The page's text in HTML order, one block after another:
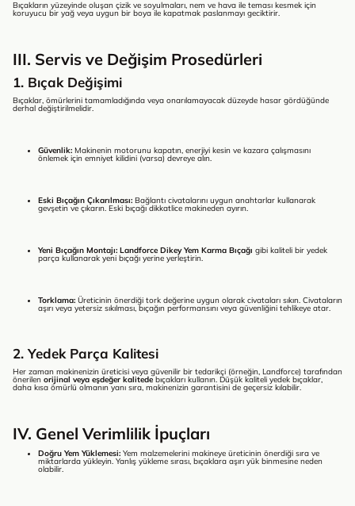
Bıçakların yüzeyinde oluşan çizik ve soyulmaları, nem ve hava ile teması kesmek için
koruyucu bir yağ veya uygun bir boya ile kapatmak paslanmayı geciktirir.
III. Servis ve Değişim Prosedürleri
1. Bıçak Değişimi
Bıçaklar, ömürlerini tamamladığında veya onarılamayacak düzeyde hasar gördüğünde
derhal değiştirilmelidir.
Güvenlik: Makinenin motorunu kapatın, enerjiyi kesin ve kazara çalışmasını
önlemek için emniyet kilidini (varsa) devreye alın.
Eski Bıçağın Çıkarılması: Bağlantı civatalarını uygun anahtarlar kullanarak
gevşetin ve çıkarın. Eski bıçağı dikkatlice makineden ayırın.
Yeni Bıçağın Montajı: Landforce Dikey Yem Karma Bıçağı gibi kaliteli bir yedek
parça kullanarak yeni bıçağı yerine yerleştirin.
Torklama: Üreticinin önerdiği tork değerine uygun olarak civataları sıkın. Civataların
aşırı veya yetersiz sıkılması, bıçağın performansını veya güvenliğini tehlikeye atar.
2. Yedek Parça Kalitesi
Her zaman makinenizin üreticisi veya güvenilir bir tedarikçi (örneğin, Landforce) tarafından
önerilen orijinal veya eşdeğer kalitedebıçakları kullanın. Düşük kaliteli yedek bıçaklar,
daha kısa ömürlü olmanın yanı sıra, makinenizin garantisini de geçersiz kılabilir.
IV. Genel Verimlilik İpuçları
Doğru Yem Yüklemesi: Yem malzemelerini makineye üreticinin önerdiği sıra ve
miktarlarda yükleyin. Yanlış yükleme sırası, bıçaklara aşırı yük binmesine neden
olabilir.